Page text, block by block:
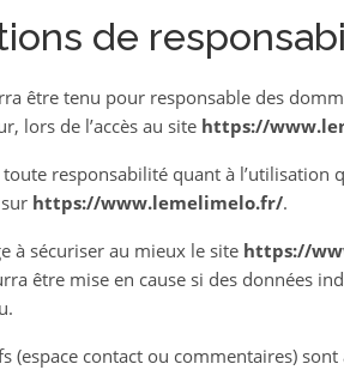
de
être tenu pour responsable des
lors de l’accès au site https://
responsabilité quant à l’utilisation
https://www.lemelimelo.fr/.
à sécuriser au mieux le site https://
être mise en cause si des données
(espace contact ou commentaires)